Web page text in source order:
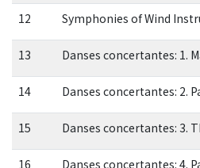
12 Symphonies of Wind
13 Danses concertantes: 1.
14 Danses concertantes: 2.
15 Danses concertantes: 3.
16 Danses concertantes: 4.